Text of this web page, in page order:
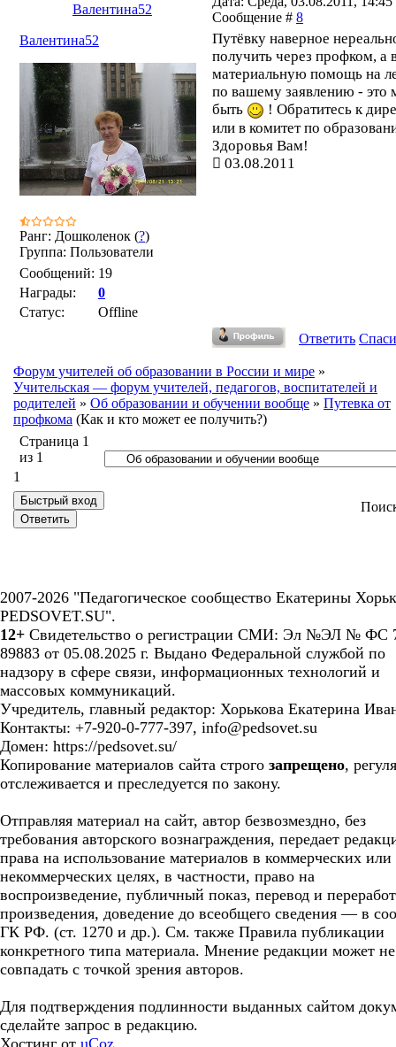
Валентина52
Сообщение # 8
Валентина52
Ранг: Дошколенок (?)
Группа: Пользователи
Сообщений: 19
Награды:
0
Статус:
Offline
Путёвку наверное
получить через профком, а
материальную помощь на
по вашему заявлению - это
быть
! Обратитесь к
или в комитет по
Здоровья Вам!
03.08.2011
Ответить
Форум учителей об образовании в России и мире »
Учительская — форум учителей, педагогов, воспитателей и
родителей » Об образовании и обучении вообще » Путевка от
профкома (Как и кто может ее получить?)
Страница 1
из 1
1
2007-2026 "Педагогическое сообщество Екатерины
PEDSOVET.SU".
12+ Свидетельство о регистрации СМИ: Эл №ЭЛ № ФС
89883 от 05.08.2025 г. Выдано Федеральной службой по
надзору в сфере связи, информационных технологий и
массовых коммуникаций.
Учредитель, главный редактор: Хорькова Екатерина
Контакты: +7-920-0-777-397, info@pedsovet.su
Домен: https://pedsovet.su/
Копирование материалов сайта строго запрещено,
отслеживается и преследуется по закону.
Отправляя материал на сайт, автор безвозмездно, без
требования авторского вознаграждения, передает
права на использование материалов в коммерческих или
некоммерческих целях, в частности, право на
воспроизведение, публичный показ, перевод и
произведения, доведение до всеобщего сведения — в
ГК РФ. (ст. 1270 и др.). См. также Правила публикации
конкретного типа материала. Мнение редакции может не
совпадать с точкой зрения авторов.
Для подтверждения подлинности выданных сайтом
сделайте запрос в редакцию.
Хостинг от uCoz